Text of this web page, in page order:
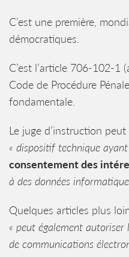
C’est une première,
démocratiques.
C’est l’article 706-102-1
Code de Procédure
fondamentale.
Le juge d’instruction
« dispositif technique
consentement des
à des données
Quelques articles plus
« peut également
de communications